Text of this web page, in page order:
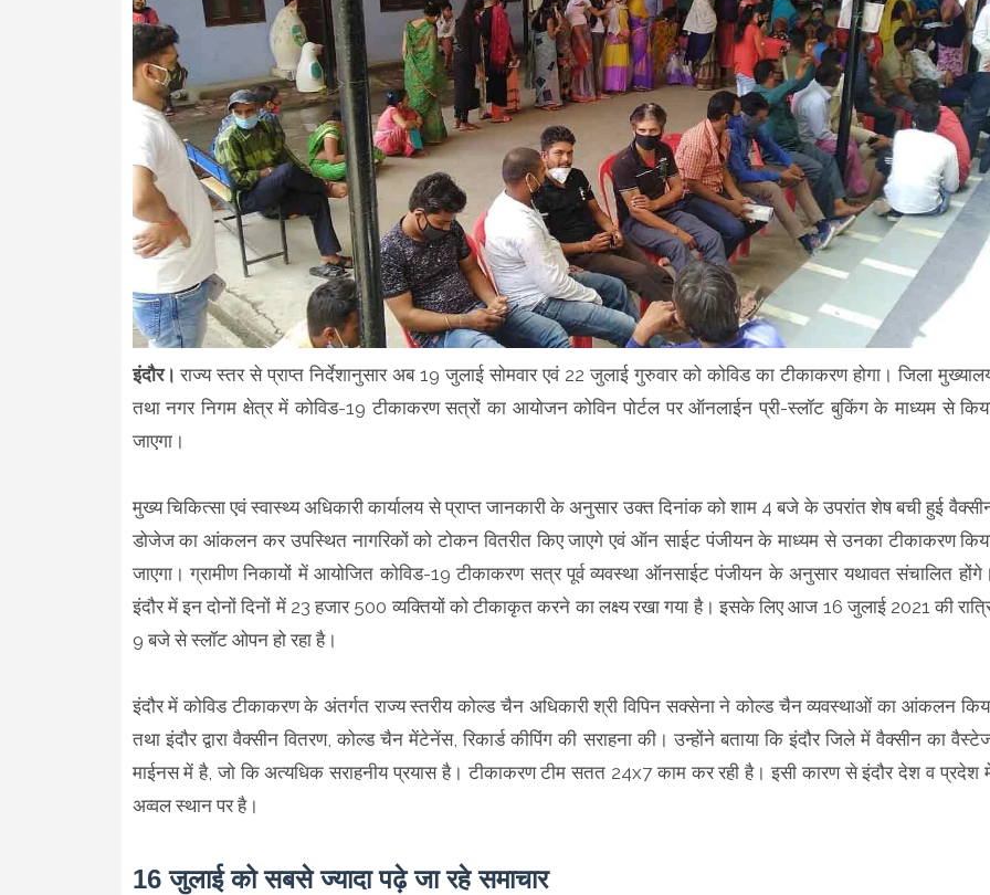
इंदौर। राज्य स्तर से प्राप्त निर्देशानुसार अब 19 जुलाई सोमवार एवं 22 जुलाई गुरुवार को कोविड का टीकाकरण होगा। जिला
तथा नगर निगम क्षेत्र में कोविड-19 टीकाकरण सत्रों का आयोजन कोविन पोर्टल पर ऑनलाईन प्री-स्लॉट बुकिंग के माध्यम से
जाएगा।
मुख्य चिकित्सा एवं स्वास्थ्य अधिकारी कार्यालय से प्राप्त जानकारी के अनुसार उक्त दिनांक को शाम 4 बजे के उपरांत शेष बची हुई
डोजेज का आंकलन कर उपस्थित नागरिकों को टोकन वितरीत किए जाएगे एवं ऑन साईट पंजीयन के माध्यम से उनका टीकाकरण
जाएगा। ग्रामीण निकायों में आयोजित कोविड-19 टीकाकरण सत्र पूर्व व्यवस्था ऑनसाईट पंजीयन के अनुसार यथावत संचालित
इंदौर में इन दोनों दिनों में 23 हजार 500 व्यक्तियों को टीकाकृत करने का लक्ष्य रखा गया है। इसके लिए आज 16 जुलाई 2021 की
9 बजे से स्लॉट ओपन हो रहा है।
इंदौर में कोविड टीकाकरण के अंतर्गत राज्य स्तरीय कोल्ड चैन अधिकारी श्री विपिन सक्सेना ने कोल्ड चैन व्यवस्थाओं का आंकलन
तथा इंदौर द्वारा वैक्सीन वितरण, कोल्ड चैन मेंटेनेंस, रिकार्ड कीपिंग की सराहना की। उन्होंने बताया कि इंदौर जिले में वैक्सीन का
माईनस में है, जो कि अत्यधिक सराहनीय प्रयास है। टीकाकरण टीम सतत 24x7 काम कर रही है। इसी कारण से इंदौर देश व प्रदेश
अव्वल स्थान पर है।
16 जुलाई को सबसे ज्यादा पढ़े जा रहे समाचार